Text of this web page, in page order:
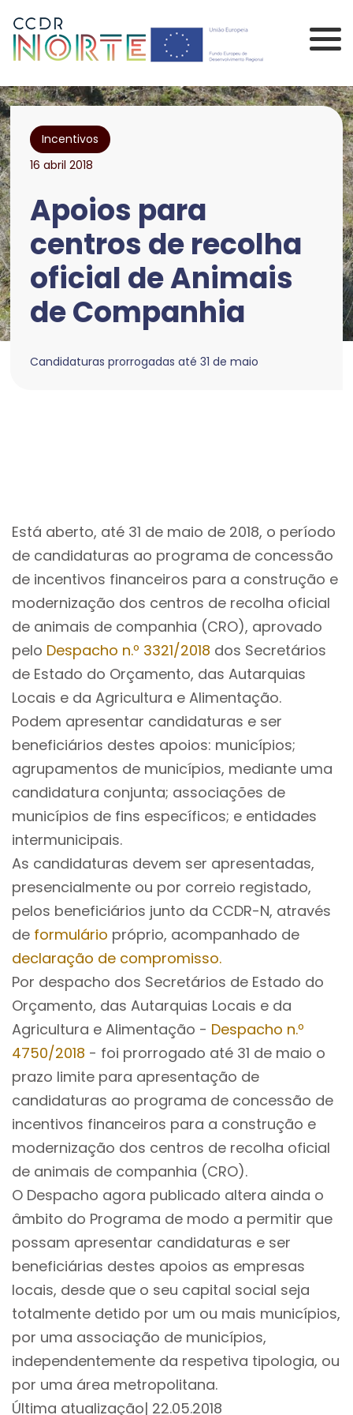
Comissão de
Incentivos
16 abril 2018
Apoios para
centros de recolha
oficial de Animais
de Companhia
Candidaturas prorrogadas até 31 de maio
Está aberto, até 31 de maio de 2018, o período
de candidaturas ao programa de concessão
de incentivos financeiros para a construção e
modernização dos centros de recolha oficial
de animais de companhia (CRO), aprovado
pelo Despacho n.º 3321/2018 dos Secretários
de Estado do Orçamento, das Autarquias
Locais e da Agricultura e Alimentação.
Podem apresentar candidaturas e ser
beneficiários destes apoios: municípios;
agrupamentos de municípios, mediante uma
candidatura conjunta; associações de
municípios de fins específicos; e entidades
intermunicipais.
As candidaturas devem ser apresentadas,
presencialmente ou por correio registado,
pelos beneficiários junto da CCDR-N, através
de formulário próprio, acompanhado de
declaração de compromisso.
Por despacho dos Secretários de Estado do
Orçamento, das Autarquias Locais e da
Agricultura e Alimentação - Despacho n.º
4750/2018 - foi prorrogado até 31 de maio o
prazo limite para apresentação de
candidaturas ao programa de concessão de
incentivos financeiros para a construção e
modernização dos centros de recolha oficial
de animais de companhia (CRO).
O Despacho agora publicado altera ainda o
âmbito do Programa de modo a permitir que
possam apresentar candidaturas e ser
beneficiárias destes apoios as empresas
locais, desde que o seu capital social seja
totalmente detido por um ou mais municípios,
por uma associação de municípios,
independentemente da respetiva tipologia, ou
por uma área metropolitana.
Última atualização| 22.05.2018